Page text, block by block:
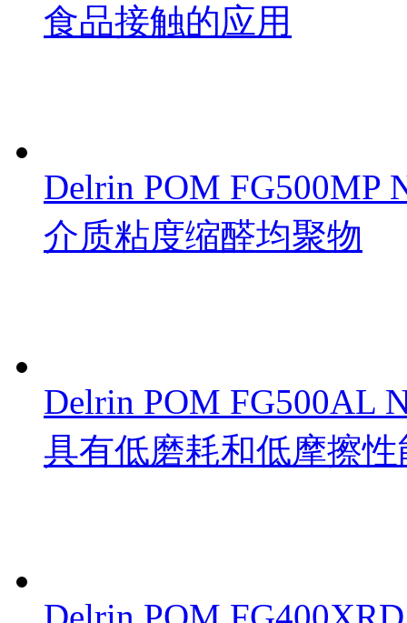
食品接触的应用
Delrin POM FG500MP
介质粘度缩醛均聚物
Delrin POM FG500AL
具有低磨耗和低摩擦